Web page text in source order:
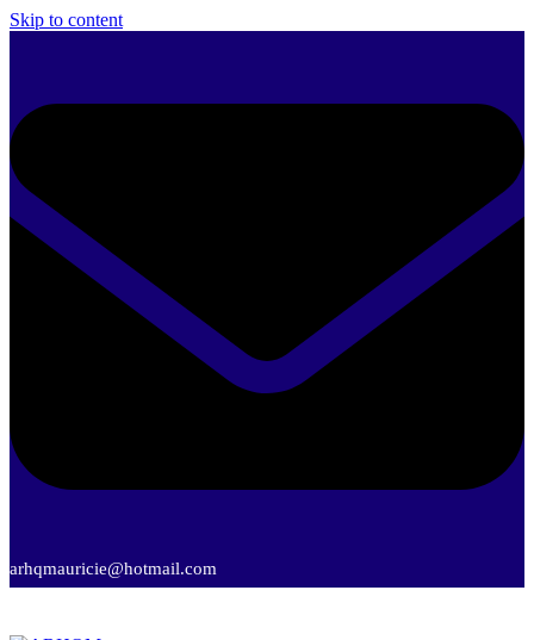
Skip to content
arhqmauricie@hotmail.com